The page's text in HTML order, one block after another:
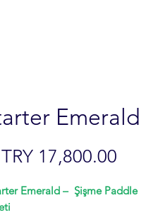
Emerald
TRY 17,800.00Price
Emerald – Şişme Paddle